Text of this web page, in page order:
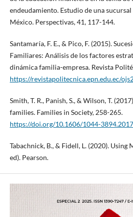
endeudamiento. Estudio de una
México. Perspectivas, 41, 117-144.
Santamaría, F. E., & Pico, F. (2015).
Familiares: Análisis de los factores
dinámica familia-empresa. Revista
https://revistapolitecnica.epn.edu.ec/
Smith, T. R., Panish, S., & Wilson, T.
families. Families in Society, 258-265.
https://doi.org/10.1606/1044-
Tabachnick, B., & Fidell, L. (2020).
ed). Pearson.